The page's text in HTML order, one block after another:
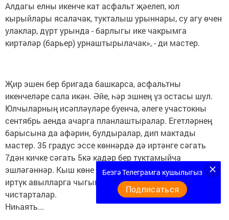
Алдагы елны икенче кат асфальт җәелеп, юл
кырыйлары ясалачак, тукталыш урыннары, су агу өчен
улаклар, дүрт урында - барлыгы ике чакрымга
киртәләр (барьер) урнаштырылачак», - ди мастер.
Җир эшен бер бригада башкарса, асфальтны
икенчеләре сала икән. Әйе, һәр эшнең үз остасы шул.
Юлчыларның исәпләүләре буенча, әлеге участокны
сентябрь аенда ачарга планлаштыралар. Егетләрнең
барысына да афәрин, булдыралар, дип мактады
мастер. 35 градус эссе көннәрдә дә иртәнге сәгать
7дән кичке сәгать 5кә кадәр бер туктамыйча
эшләгәннәр. Кыш көне дә эш бетми егетләргә: иртән-
иртүк авылларга чыгып китеп, юлларны кардан
чистарталар.
Ниһаять...
Безгә Телеграмга кушылыгыз
Подписаться